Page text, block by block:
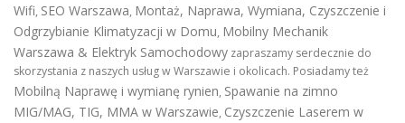
Wifi, SEO Warszawa, Montaż, Naprawa, Wymiana, Czyszczenie i
Odgrzybianie Klimatyzacji w Domu, Mobilny Mechanik
Warszawa & Elektryk Samochodowy zapraszamy serdecznie do
skorzystania z naszych usług w Warszawie i okolicach. Posiadamy też
Mobilną Naprawę i wymianę rynien, Spawanie na zimno
MIG/MAG, TIG, MMA w Warszawie, Czyszczenie Laserem w